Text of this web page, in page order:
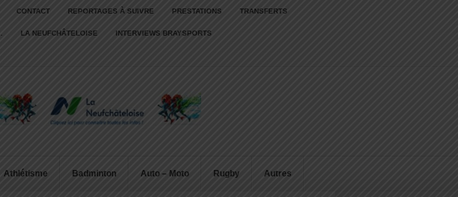
CONTACT REPORTAGES À SUIVRE PRESTATIONS TRANSFERTS
LA NEUFCHÂTELOISE INTERVIEWS BRAYSPORTS
Athlétisme Badminton Auto – Moto Rugby Autres